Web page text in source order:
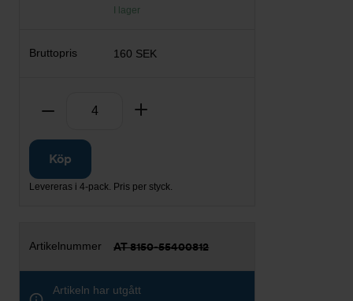
I lager
160 SEK
Ta bort
Köp
Levereras i 4-pack. Pris per styck.
AT 8150-55400812
Artikeln har utgått